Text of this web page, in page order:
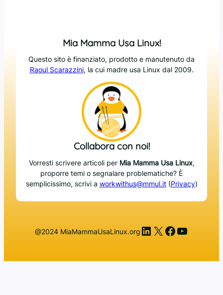
Mia Mamma Usa Linux!
Questo sito è finanziato, prodotto e manutenuto da
Raoul Scarazzini, la cui madre usa Linux dal 2009.
Collabora con noi!
Vorresti scrivere articoli per Mia Mamma Usa Linux,
proporre temi o segnalare problematiche? È
semplicissimo, scrivi a workwithus@mmul.it(Privacy)
@2024 MiaMammaUsaLinux.org LinkedIn
X Facebook